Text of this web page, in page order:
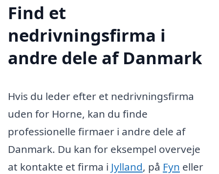
Find et
nedrivningsfirma i
andre dele af Danmark
Hvis du leder efter et nedrivningsfirma
uden for Horne, kan du finde
professionelle firmaer i andre dele af
Danmark. Du kan for eksempel overveje
at kontakte et firma i Jylland, på Fyn eller